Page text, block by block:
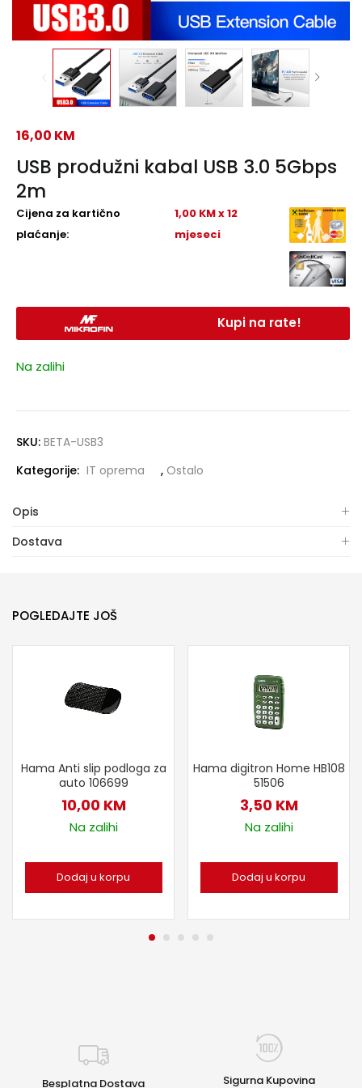
USB produžni kabal USB 3.0 5Gbps
2m
16,00 KM
Cijena za kartično
plaćanje:
1,00 KM x 12
mjeseci
Kupi na rate!
Na zalihi
SKU: BETA-USB3
Kategorije: IT oprema , Ostalo
Opis
Dostava
POGLEDAJTE JOŠ
Hama Anti slip podloga za
auto 106699
10,00 KM
Na zalihi
Dodaj u korpu
Hama digitron Home HB108
51506
3,50 KM
Na zalihi
Dodaj u korpu
Besplatna Dostava Sigurna Kupovina